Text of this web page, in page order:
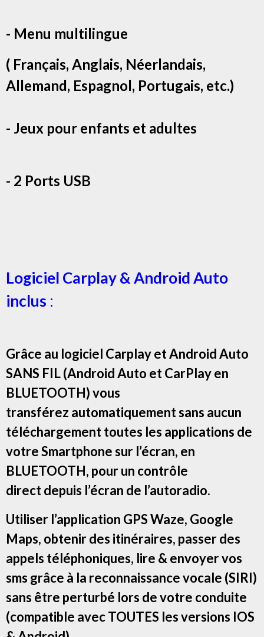
- Menu multilingue
( Français, Anglais, Néerlandais,
Allemand, Espagnol, Portugais, etc.)
- Jeux pour enfants et adultes
- 2 Ports USB
Logiciel Carplay & Android Auto
inclus :
Grâce au logiciel Carplay et Android Auto
SANS FIL (Android Auto et CarPlay en
BLUETOOTH) vous
transférez automatiquement sans aucun
téléchargement toutes les applications de
votre Smartphone sur l’écran, en
BLUETOOTH, pour un contrôle
direct depuis l’écran de l’autoradio.
Utiliser l’application GPS Waze, Google
Maps, obtenir des itinéraires, passer des
appels téléphoniques, lire & envoyer vos
sms grâce à la reconnaissance vocale (SIRI)
sans être perturbé lors de votre conduite
(compatible avec TOUTES les versions IOS